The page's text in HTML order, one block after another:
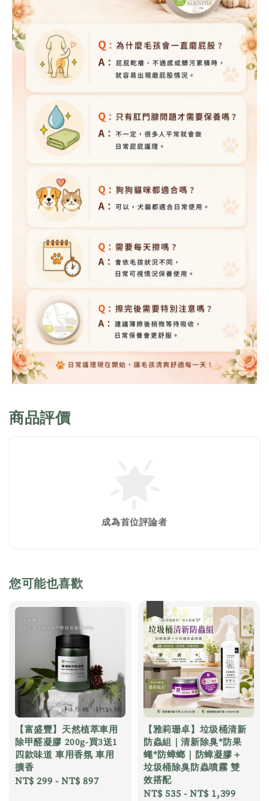
商品評價
成為首位評論者
您可能也喜歡
【富盛豐】天然植萃車用
除甲醛凝膠 200g-買3送1
四款味道 車用香氛 車用
擴香
Regular
NT$ 299 -NT$ 897
【雅莉珊卓】垃圾桶清新
防蟲組｜清新除臭*防果
蠅*防蟑螂｜防蟑凝膠＋
垃圾桶除臭防蟲噴霧 雙
效搭配
Sale
NT$ 535 -NT$ 1,399